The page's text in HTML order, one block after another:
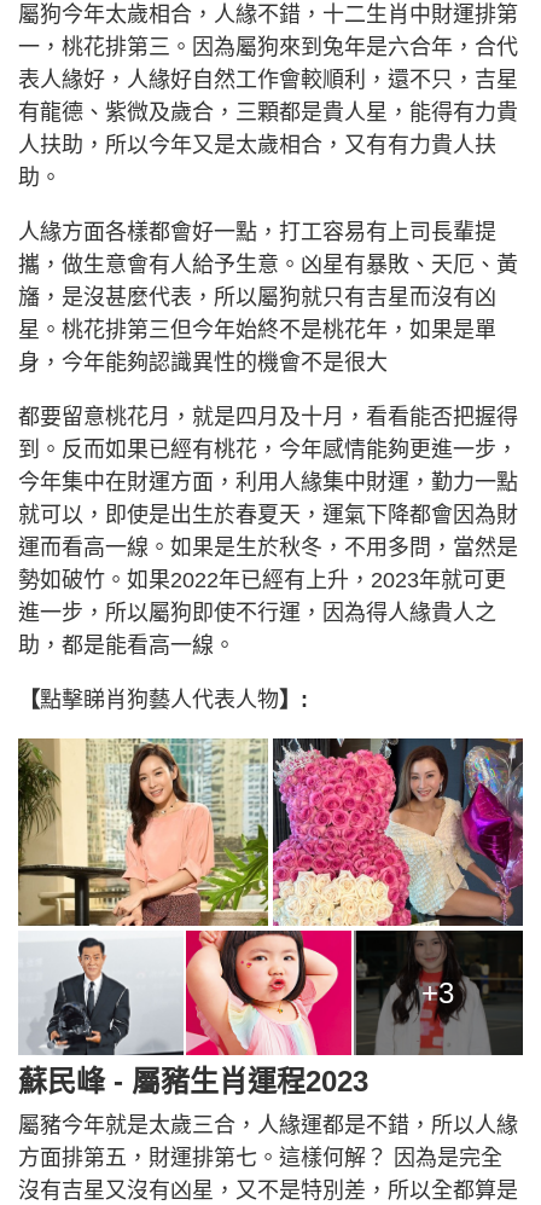
屬狗今年太歲相合，人緣不錯，十二生肖中財運排第
一，桃花排第三。因為屬狗來到兔年是六合年，合代
表人緣好，人緣好自然工作會較順利，還不只，吉星
有龍德、紫微及歲合，三顆都是貴人星，能得有力貴
人扶助，所以今年又是太歲相合，又有有力貴人扶
助。
人緣方面各樣都會好一點，打工容易有上司長輩提
攜，做生意會有人給予生意。凶星有暴敗、天厄、黃
旛，是沒甚麼代表，所以屬狗就只有吉星而沒有凶
星。桃花排第三但今年始終不是桃花年，如果是單
身，今年能夠認識異性的機會不是很大
都要留意桃花月，就是四月及十月，看看能否把握得
到。反而如果已經有桃花，今年感情能夠更進一步，
今年集中在財運方面，利用人緣集中財運，勤力一點
就可以，即使是出生於春夏天，運氣下降都會因為財
運而看高一線。如果是生於秋冬，不用多問，當然是
勢如破竹。如果2022年已經有上升，2023年就可更
進一步，所以屬狗即使不行運，因為得人緣貴人之
助，都是能看高一線。
【點擊睇肖狗藝人代表人物】:
+3
蘇民峰 - 屬豬生肖運程2023
屬豬今年就是太歲三合，人緣運都是不錯，所以人緣
方面排第五，財運排第七。這樣何解？ 因為是完全
沒有吉星又沒有凶星，又不是特別差，所以全都算是